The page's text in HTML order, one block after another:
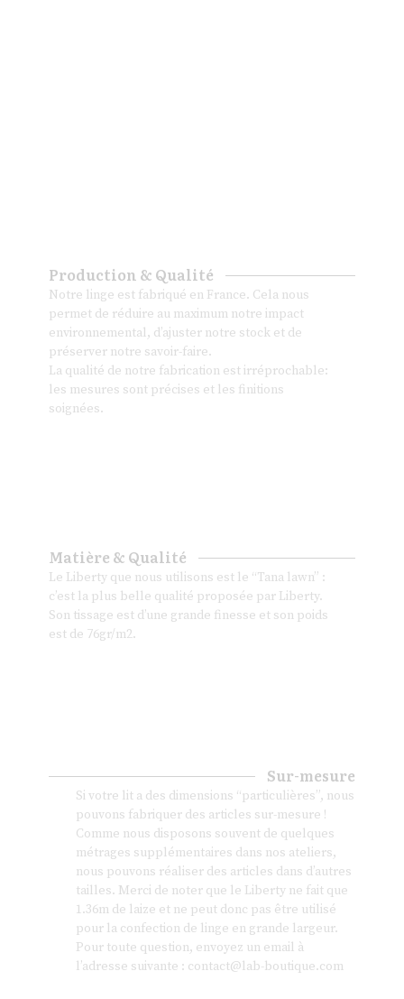
Production & Qualité
Notre linge est fabriqué en France. Cela nous
permet de réduire au maximum notre impact
environnemental, d’ajuster notre stock et de
préserver notre savoir-faire.
La qualité de notre fabrication est irréprochable:
les mesures sont précises et les finitions
soignées.
Matière & Qualité
Le Liberty que nous utilisons est le “Tana lawn” :
c’est la plus belle qualité proposée par Liberty.
Son tissage est d’une grande finesse et son poids
est de 76gr/m2.
Sur-mesure
Si votre lit a des dimensions “particulières”, nous
pouvons fabriquer des articles sur-mesure !
Comme nous disposons souvent de quelques
métrages supplémentaires dans nos ateliers,
nous pouvons réaliser des articles dans d’autres
tailles. Merci de noter que le Liberty ne fait que
1.36m de laize et ne peut donc pas être utilisé
pour la confection de linge en grande largeur.
Pour toute question, envoyez un email à
l’adresse suivante : contact@lab-boutique.com